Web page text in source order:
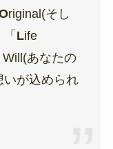
riginal(そし
Life
Will(あなたの
いが込められ